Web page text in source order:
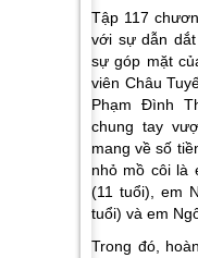
Tập 117
với sự dẫn
sự góp mặt
viên Châu
Phạm Đình
chung tay
mang về số
nhỏ mồ côi là
(11 tuổi), em
tuổi) và em
Trong đó,